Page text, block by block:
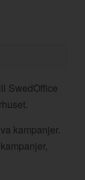
SwedOffice
kampanjer.